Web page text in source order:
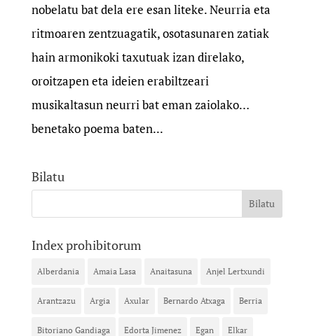
nobelatu bat dela ere esan liteke. Neurria eta
ritmoaren zentzuagatik, osotasunaren zatiak
hain armonikoki taxutuak izan direlako,
oroitzapen eta ideien erabiltzeari
musikaltasun neurri bat eman zaiolako…
benetako poema baten...
Bilatu
Index prohibitorum
Alberdania Amaia Lasa Anaitasuna Anjel Lertxundi
Arantzazu Argia Axular Bernardo Atxaga Berria
Bitoriano Gandiaga Edorta Jimenez Egan Elkar